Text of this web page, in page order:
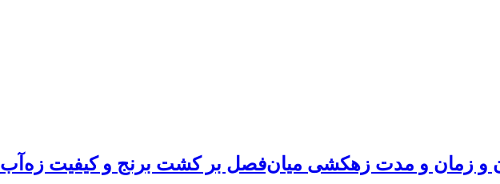
و زمان و مدت زهکشی میان‌فصل بر کشت برنج و کیفیت زه‌آب